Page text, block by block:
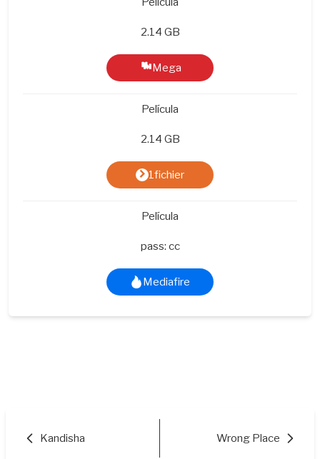
2.14 GB
Mega
Película
2.14 GB
1fichier
Película
pass: cc
Mediafire
Kandisha Wrong Place